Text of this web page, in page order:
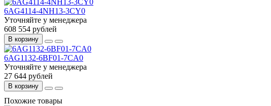
6AG4114-4NH13-3CY0
Уточняйте у менеджера
608 554 рублей
В корзину
6AG1132-6BF01-7CA0
Уточняйте у менеджера
27 644 рублей
В корзину
Похожие товары